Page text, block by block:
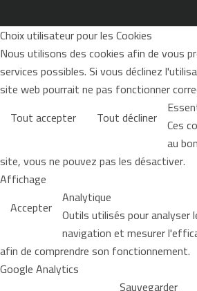
Choix utilisateur pour les Cookies
Nous utilisons des cookies afin de vous
services possibles. Si vous déclinez
site web pourrait ne pas fonctionner
Tout accepter
Tout décliner Ces
au
site, vous ne pouvez pas les désactiver.
Affichage
Accepter Analytique
Outils utilisés pour analyser
navigation et mesurer
afin de comprendre son fonctionnement.
Google Analytics